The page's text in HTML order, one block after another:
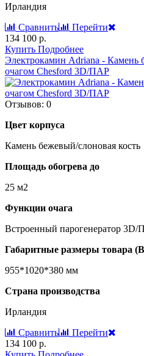
Ирландия
Сравнить
Перейти
134 100 р.
Купить Подробнее
Электрокамин Adriana - Камень
очагом Chesford 3D/ПАР
Отзывов: 0
Цвет корпуса
Камень бежевый/слоновая кость
Площадь обогрева до
25 м2
Функции очага
Встроенный парогенератор
Габаритные размеры товара
955*1020*380 мм
Страна производства
Ирландия
Сравнить
Перейти
134 100 р.